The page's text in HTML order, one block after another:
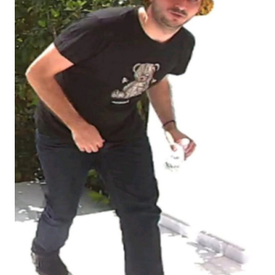
αριθμό 1460.